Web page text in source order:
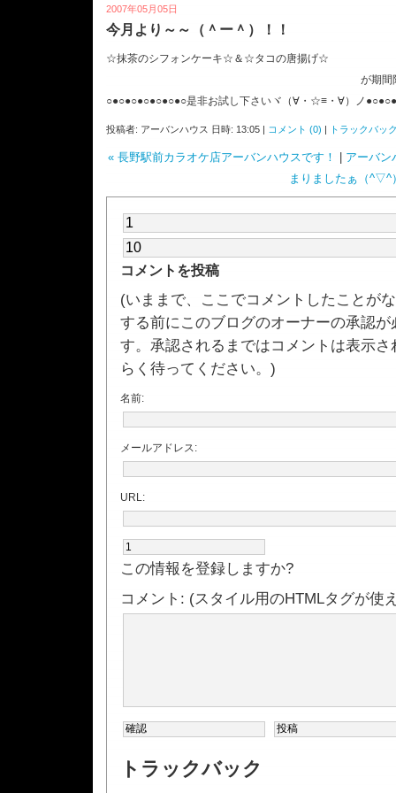
2007年05月05日
今月より～～（＾ー＾）！！
☆抹茶のシフォンケーキ☆＆☆タコの唐揚げ☆
が期間限定ｍｅｎｕで始
○●○●○●○●○●○●○是非お試し下さいヾ（∀・☆≡・∀）ノ
投稿者: アーバンハウス 日時: 13:05 | コメント (0) | トラックバッ
« 長野駅前カラオケ店アーバンハウスです！
アーバン
まりましたぁ（^▽^
コメントを投稿
(いままで、ここでコメントしたことが
する前にこのブログのオーナーの承認
す。承認されるまではコメントは表示
らく待ってください。)
名前:
メールアドレス:
URL:
この情報を登録しますか?
コメント: (スタイル用のHTMLタグが使
トラックバック